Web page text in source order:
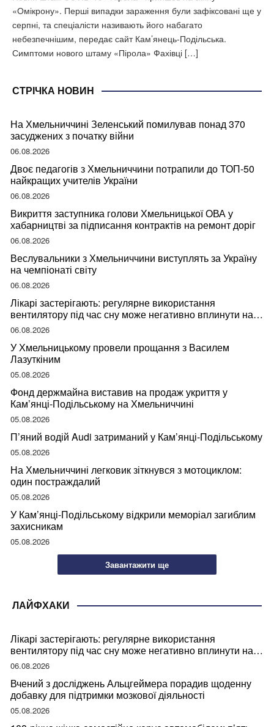
«Омікрону». Перші випадки зараження були зафіксовані ще у
серпні, та спеціалісти називають його набагато
небезпечнішим, передає сайт Кам’янець-Подільська.
Симптоми нового штаму «Пірола» Фахівці […]
СТРІЧКА НОВИН
На Хмельниччині Зеленський помилував понад 370
засуджених з початку війни
06.08.2026
Двоє педагогів з Хмельниччини потрапили до ТОП-50
найкращих учителів України
06.08.2026
Викриття заступника голови Хмельницької ОВА у
хабарництві за підписання контрактів на ремонт доріг
06.08.2026
Веслувальники з Хмельниччини виступлять за Україну
на чемпіонаті світу
06.08.2026
Лікарі застерігають: регулярне використання
вентилятору під час сну може негативно вплинути на
ваше здоров’я
06.08.2026
У Хмельницькому провели прощання з Василем
Лазуткіним
05.08.2026
Фонд держмайна виставив на продаж укриття у
Кам’янці-Подільському на Хмельниччині
05.08.2026
П’яний водій Audi затриманий у Кам’янці-Подільському
05.08.2026
На Хмельниччині легковик зіткнувся з мотоциклом:
один постраждалий
05.08.2026
У Кам’янці-Подільському відкрили меморіал загиблим
захисникам
05.08.2026
Завантажити ще
ЛАЙФХАКИ
Лікарі застерігають: регулярне використання
вентилятору під час сну може негативно вплинути на
ваше здоров’я
06.08.2026
Вчений з досліджень Альцгеймера порадив щоденну
добавку для підтримки мозкової діяльності
05.08.2026